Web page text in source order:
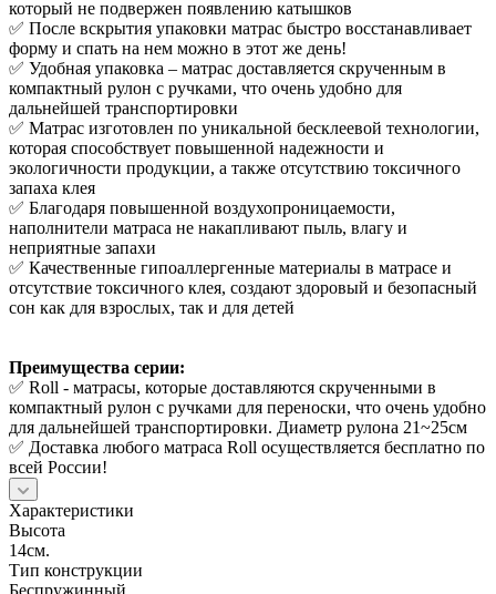
который не подвержен появлению катышков
✅ После вскрытия упаковки матрас быстро восстанавливает
форму и спать на нем можно в этот же день!
✅ Удобная упаковка – матрас доставляется скрученным в
компактный рулон с ручками, что очень удобно для
дальнейшей транспортировки
✅ Матрас изготовлен по уникальной бесклеевой технологии,
которая способствует повышенной надежности и
экологичности продукции, а также отсутствию токсичного
запаха клея
✅ Благодаря повышенной воздухопроницаемости,
наполнители матраса не накапливают пыль, влагу и
неприятные запахи
✅ Качественные гипоаллергенные материалы в матрасе и
отсутствие токсичного клея, создают здоровый и безопасный
сон как для взрослых, так и для детей
Преимущества серии:
✅ Roll - матрасы, которые доставляются скрученными в
компактный рулон с ручками для переноски, что очень удобно
для дальнейшей транспортировки. Диаметр рулона 21~25см
✅ Доставка любого матраса Roll осуществляется бесплатно по
всей России!
Характеристики
Высота
14см.
Тип конструкции
Беспружинный